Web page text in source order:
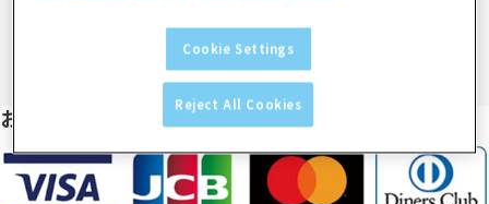
お支払い方法
Cookie Settings
Reject All Cookies